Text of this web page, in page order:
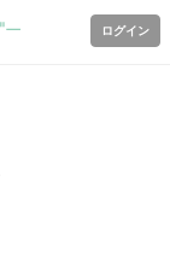
ログイン